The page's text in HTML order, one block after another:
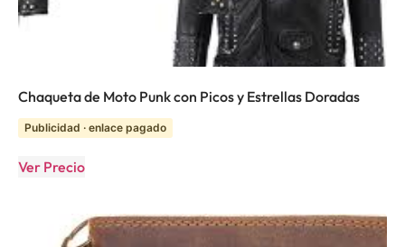
Chaqueta de Moto Punk con Picos y Estrellas Doradas
Publicidad · enlace pagado
Ver Precio